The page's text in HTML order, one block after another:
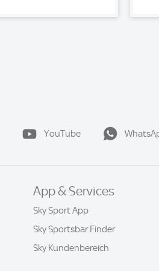
YouTube
App & Services
Sky Sport App
Sky Sportsbar Finder
Sky Kundenbereich